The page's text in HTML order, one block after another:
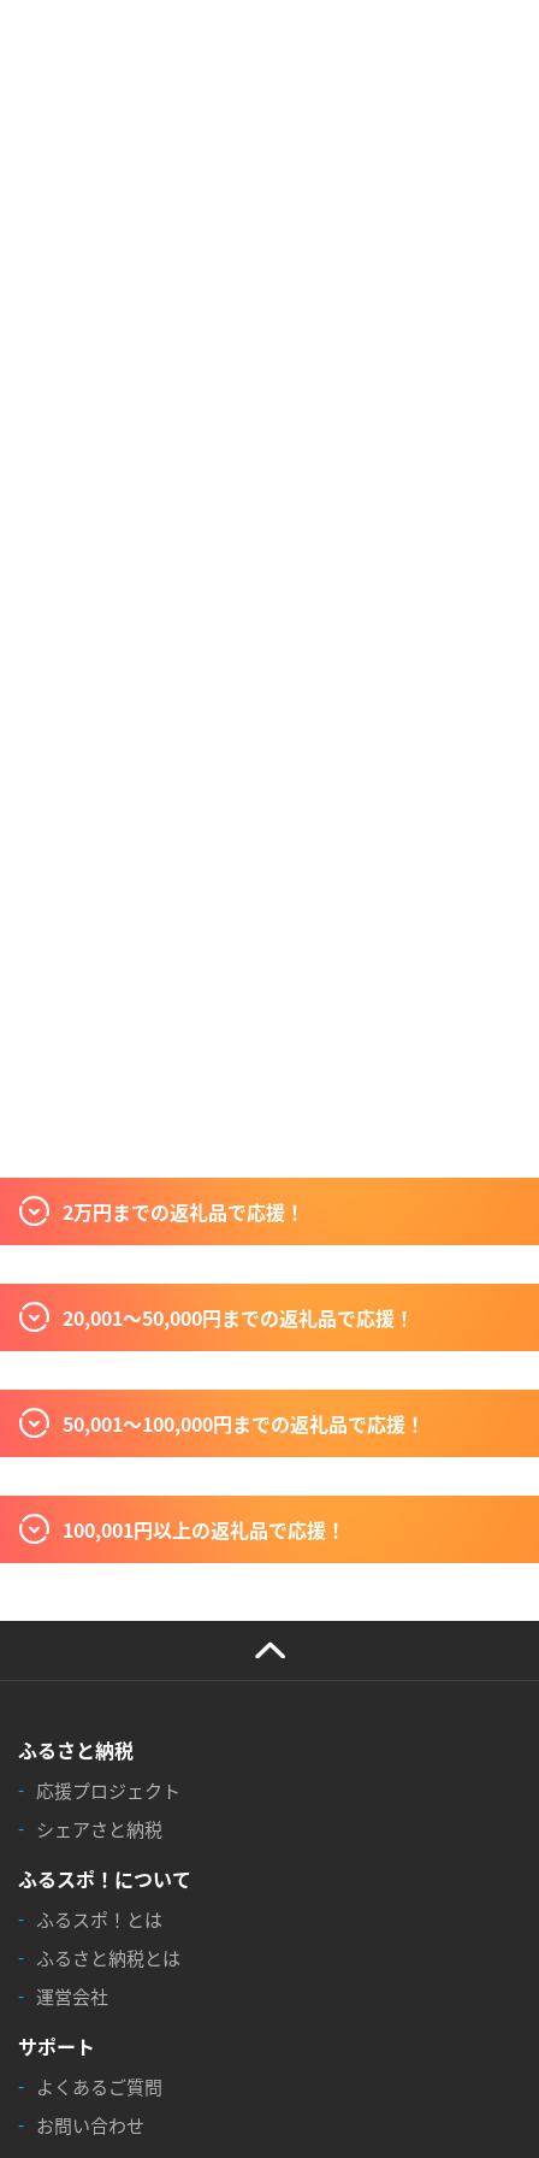
2万円までの返礼品で応援！
20,001〜50,000円までの返礼品で応援！
50,001〜100,000円までの返礼品で応援！
100,001円以上の返礼品で応援！
ふるさと納税
応援プロジェクト
シェアさと納税
ふるスポ！について
ふるスポ！とは
ふるさと納税とは
運営会社
サポート
よくあるご質問
お問い合わせ